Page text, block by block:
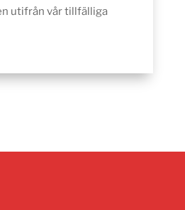
utifrån vår tillfälliga